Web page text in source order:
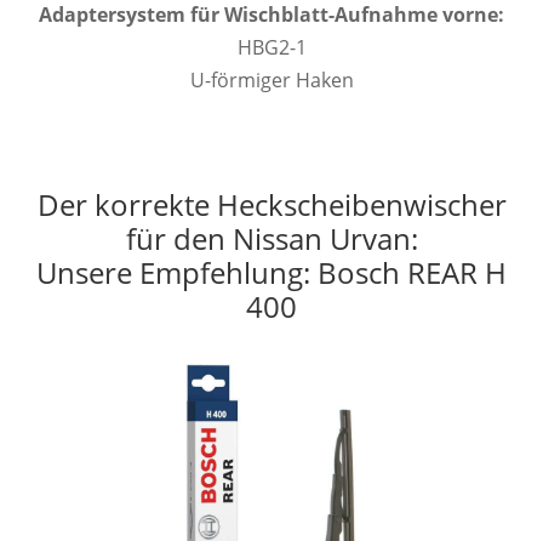
Adaptersystem für Wischblatt-Aufnahme vorne:
HBG2-1
U-förmiger Haken
Der korrekte Heckscheibenwischer
für den Nissan Urvan:
Unsere Empfehlung: Bosch REAR H
400